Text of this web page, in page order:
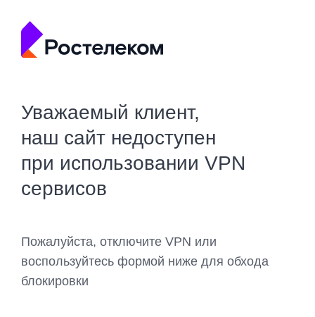
Уважаемый клиент,
наш сайт недоступен
при использовании VPN
сервисов
Пожалуйста, отключите VPN или
воспользуйтесь формой ниже для обхода
блокировки